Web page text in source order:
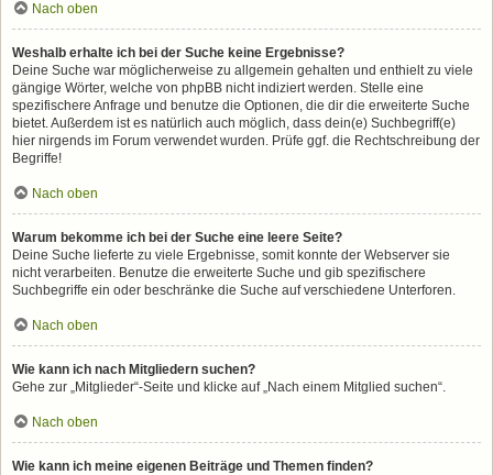
Nach oben
Weshalb erhalte ich bei der Suche keine Ergebnisse?
Deine Suche war möglicherweise zu allgemein gehalten und enthielt zu viele
gängige Wörter, welche von phpBB nicht indiziert werden. Stelle eine
spezifischere Anfrage und benutze die Optionen, die dir die erweiterte Suche
bietet. Außerdem ist es natürlich auch möglich, dass dein(e) Suchbegriff(e)
hier nirgends im Forum verwendet wurden. Prüfe ggf. die Rechtschreibung der
Begriffe!
Nach oben
Warum bekomme ich bei der Suche eine leere Seite?
Deine Suche lieferte zu viele Ergebnisse, somit konnte der Webserver sie
nicht verarbeiten. Benutze die erweiterte Suche und gib spezifischere
Suchbegriffe ein oder beschränke die Suche auf verschiedene Unterforen.
Nach oben
Wie kann ich nach Mitgliedern suchen?
Gehe zur „Mitglieder“-Seite und klicke auf „Nach einem Mitglied suchen“.
Nach oben
Wie kann ich meine eigenen Beiträge und Themen finden?